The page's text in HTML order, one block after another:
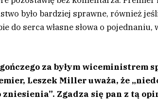
było bardziej sprawne, również
do serca własne słowa o
za byłym wiceministrem
Leszek Miller uważa, że
Zgadza się pan z tą